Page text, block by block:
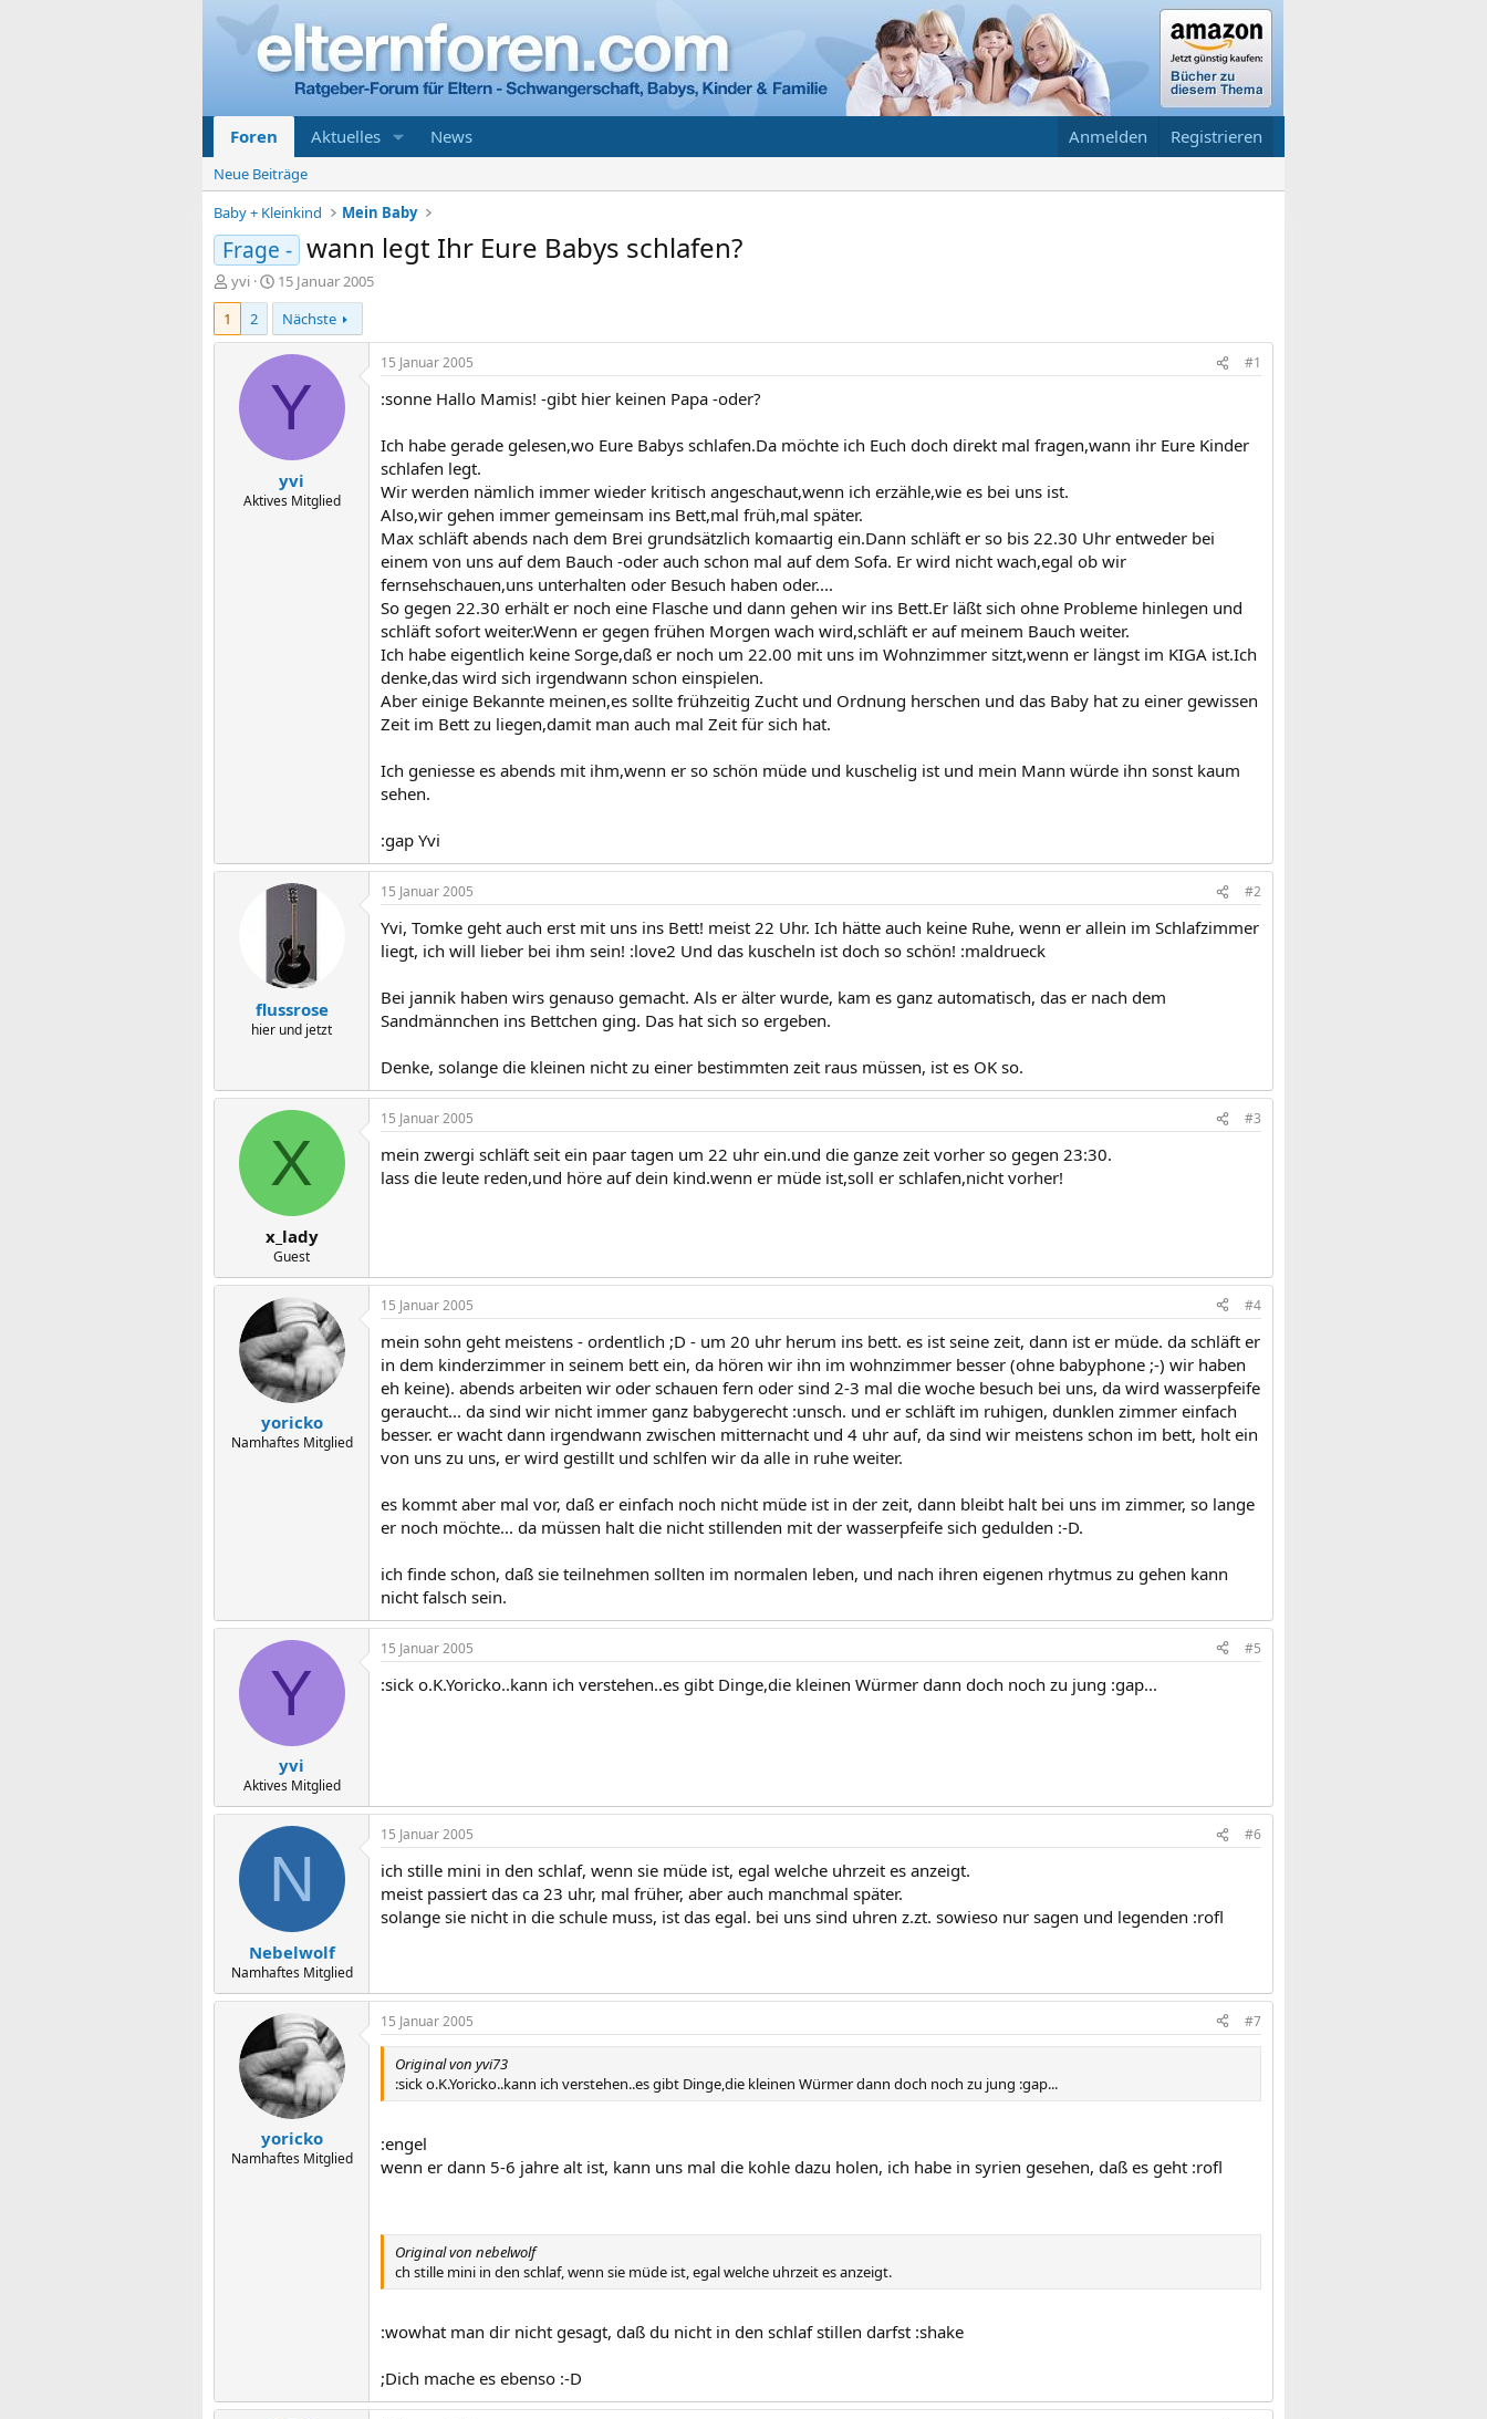
Foren Aktuelles News Anmelden Registrieren
Neue Beiträge
Baby + Kleinkind
Mein Baby
Frage - wann legt Ihr Eure Babys schlafen?
E
r
t
yvi
E
r
t
e
l
m
15 Januar 2005
1
2 Nächste
Y
yvi
Aktives Mitglied
15 Januar 2005 #1
:sonne Hallo Mamis! -gibt hier keinen Papa -oder?
Ich habe gerade gelesen,wo Eure Babys schlafen.Da möchte ich Euch doch direkt mal fragen,wann ihr Eure Kinder
schlafen legt.
Wir werden nämlich immer wieder kritisch angeschaut,wenn ich erzähle,wie es bei uns ist.
Also,wir gehen immer gemeinsam ins Bett,mal früh,mal später.
Max schläft abends nach dem Brei grundsätzlich komaartig ein.Dann schläft er so bis 22.30 Uhr entweder bei
einem von uns auf dem Bauch -oder auch schon mal auf dem Sofa. Er wird nicht wach,egal ob wir
fernsehschauen,uns unterhalten oder Besuch haben oder....
So gegen 22.30 erhält er noch eine Flasche und dann gehen wir ins Bett.Er läßt sich ohne Probleme hinlegen und
schläft sofort weiter.Wenn er gegen frühen Morgen wach wird,schläft er auf meinem Bauch weiter.
Ich habe eigentlich keine Sorge,daß er noch um 22.00 mit uns im Wohnzimmer sitzt,wenn er längst im KIGA ist.Ich
denke,das wird sich irgendwann schon einspielen.
Aber einige Bekannte meinen,es sollte frühzeitig Zucht und Ordnung herschen und das Baby hat zu einer gewissen
Zeit im Bett zu liegen,damit man auch mal Zeit für sich hat.
Ich geniesse es abends mit ihm,wenn er so schön müde und kuschelig ist und mein Mann würde ihn sonst kaum
sehen.
:gap Yvi
flussrose
hier und jetzt
15 Januar 2005 #2
Yvi, Tomke geht auch erst mit uns ins Bett! meist 22 Uhr. Ich hätte auch keine Ruhe, wenn er allein im Schlafzimmer
liegt, ich will lieber bei ihm sein! :love2 Und das kuscheln ist doch so schön! :maldrueck
Bei jannik haben wirs genauso gemacht. Als er älter wurde, kam es ganz automatisch, das er nach dem
Sandmännchen ins Bettchen ging. Das hat sich so ergeben.
Denke, solange die kleinen nicht zu einer bestimmten zeit raus müssen, ist es OK so.
X
x_lady
Guest
15 Januar 2005 #3
mein zwergi schläft seit ein paar tagen um 22 uhr ein.und die ganze zeit vorher so gegen 23:30.
lass die leute reden,und höre auf dein kind.wenn er müde ist,soll er schlafen,nicht vorher!
yoricko
Namhaftes Mitglied
15 Januar 2005 #4
mein sohn geht meistens - ordentlich ;D - um 20 uhr herum ins bett. es ist seine zeit, dann ist er müde. da schläft er
in dem kinderzimmer in seinem bett ein, da hören wir ihn im wohnzimmer besser (ohne babyphone ;-) wir haben
eh keine). abends arbeiten wir oder schauen fern oder sind 2-3 mal die woche besuch bei uns, da wird wasserpfeife
geraucht... da sind wir nicht immer ganz babygerecht :unsch. und er schläft im ruhigen, dunklen zimmer einfach
besser. er wacht dann irgendwann zwischen mitternacht und 4 uhr auf, da sind wir meistens schon im bett, holt ein
von uns zu uns, er wird gestillt und schlfen wir da alle in ruhe weiter.
es kommt aber mal vor, daß er einfach noch nicht müde ist in der zeit, dann bleibt halt bei uns im zimmer, so lange
er noch möchte... da müssen halt die nicht stillenden mit der wasserpfeife sich gedulden :-D.
ich finde schon, daß sie teilnehmen sollten im normalen leben, und nach ihren eigenen rhytmus zu gehen kann
nicht falsch sein.
Y
yvi
Aktives Mitglied
15 Januar 2005 #5
:sick o.K.Yoricko..kann ich verstehen..es gibt Dinge,die kleinen Würmer dann doch noch zu jung :gap...
N
Nebelwolf
Namhaftes Mitglied
15 Januar 2005 #6
ich stille mini in den schlaf, wenn sie müde ist, egal welche uhrzeit es anzeigt.
meist passiert das ca 23 uhr, mal früher, aber auch manchmal später.
solange sie nicht in die schule muss, ist das egal. bei uns sind uhren z.zt. sowieso nur sagen und legenden :rofl
yoricko
Namhaftes Mitglied
15 Januar 2005 #7
Original von yvi73
:sick o.K.Yoricko..kann ich verstehen..es gibt Dinge,die kleinen Würmer dann doch noch zu jung :gap...
:engel
wenn er dann 5-6 jahre alt ist, kann uns mal die kohle dazu holen, ich habe in syrien gesehen, daß es geht :rofl
Original von nebelwolf
ch stille mini in den schlaf, wenn sie müde ist, egal welche uhrzeit es anzeigt.
:wowhat man dir nicht gesagt, daß du nicht in den schlaf stillen darfst :shake
;Dich mache es ebenso :-D